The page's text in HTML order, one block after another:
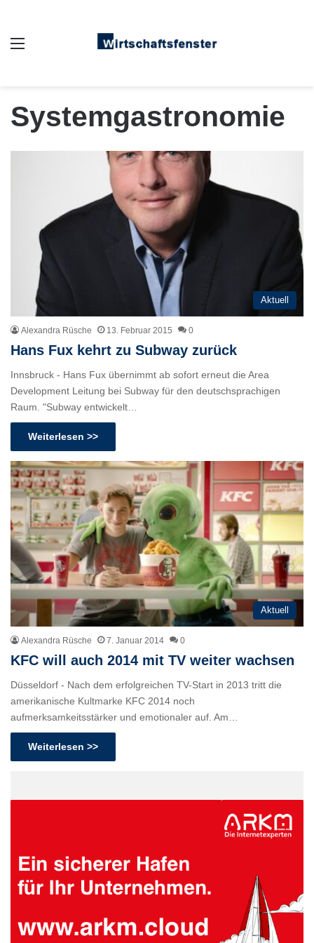
Systemgastronomie
Aktuell
Alexandra Rüsche 13. Februar 2015 0
Hans Fux kehrt zu Subway zurück
Innsbruck - Hans Fux übernimmt ab sofort erneut die Area
Development Leitung bei Subway für den deutschsprachigen
Raum. "Subway entwickelt…
Weiterlesen >>
Aktuell
Alexandra Rüsche 7. Januar 2014 0
KFC will auch 2014 mit TV weiter wachsen
Düsseldorf - Nach dem erfolgreichen TV-Start in 2013 tritt die
amerikanische Kultmarke KFC 2014 noch
aufmerksamkeitsstärker und emotionaler auf. Am…
Weiterlesen >>